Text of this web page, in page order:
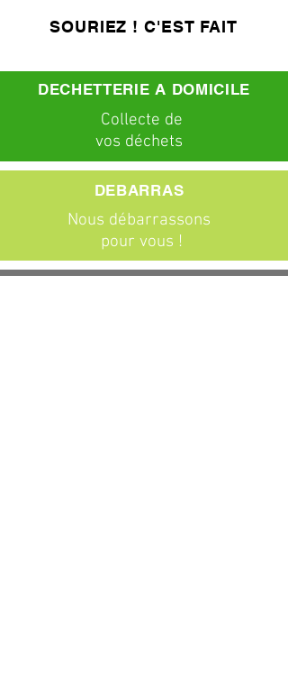
SOURIEZ ! C'EST FAIT
DECHETTERIE A DOMICILE
Collecte de
vos déchets
Nous débarrassons
pour vous !
DEBARRAS